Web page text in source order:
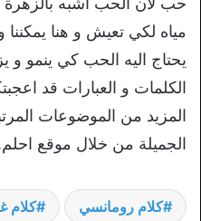
مياه لكي تعيش و هنا يمكننا
يحتاج اليه الحب كي ينمو و
الكلمات و العبارات قد
المزيد من الموضوعات
الجميلة من خلال موقع
كلام رومانسي كلام